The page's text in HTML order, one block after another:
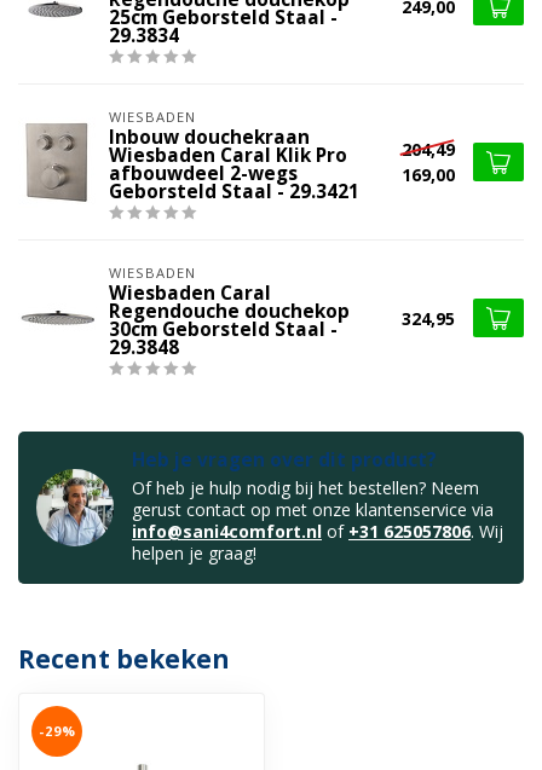
25cm Geborsteld Staal -
29.3834
249,00
WIESBADEN
Inbouw douchekraan
Wiesbaden Caral Klik Pro
afbouwdeel 2-wegs
Geborsteld Staal - 29.3421
204,49
169,00
WIESBADEN
Wiesbaden Caral
Regendouche douchekop
30cm Geborsteld Staal -
29.3848
324,95
Heb je vragen over dit product?
Of heb je hulp nodig bij het bestellen? Neem
gerust contact op met onze klantenservice via
info@sani4comfort.nl of +31 625057806. Wij
helpen je graag!
Recent bekeken
-29%